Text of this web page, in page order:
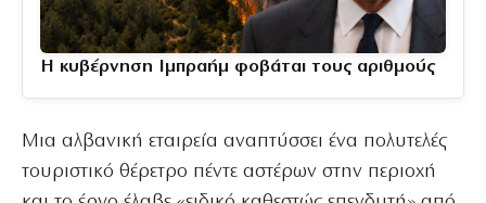
Η κυβέρνηση Ιμπραήμ φοβάται τους αριθμούς
Μια αλβανική εταιρεία αναπτύσσει ένα πολυτελές
τουριστικό θέρετρο πέντε αστέρων στην περιοχή